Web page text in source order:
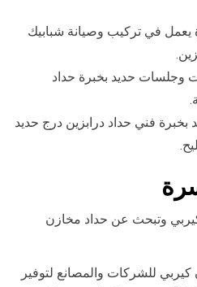
يعمل في تركيب وصيانة شبابيك
وجلسات حديد بخبرة حداد
بخبرة فني حداد درابزين درج حديد
وتبحث عن حداد مخازن
للشركات والمصانع لتوفير